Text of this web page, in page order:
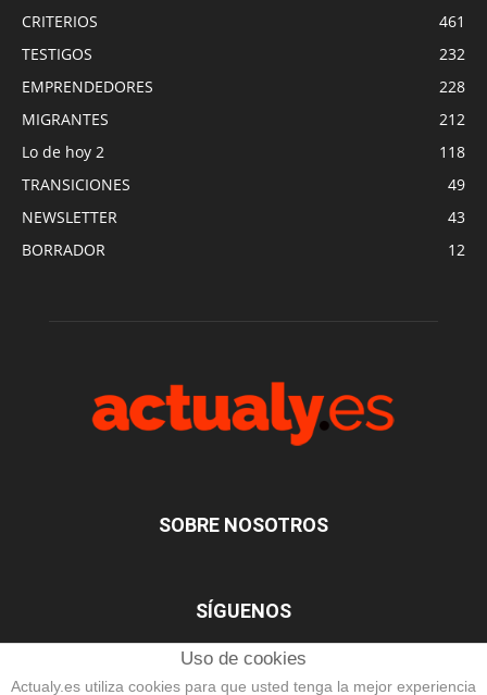
CRITERIOS
461
TESTIGOS
232
EMPRENDEDORES
228
MIGRANTES
212
Lo de hoy 2
118
TRANSICIONES
49
NEWSLETTER
43
BORRADOR
12
SOBRE NOSOTROS
SÍGUENOS
Uso de cookies
Actualy.es utiliza cookies para que usted tenga la mejor experiencia